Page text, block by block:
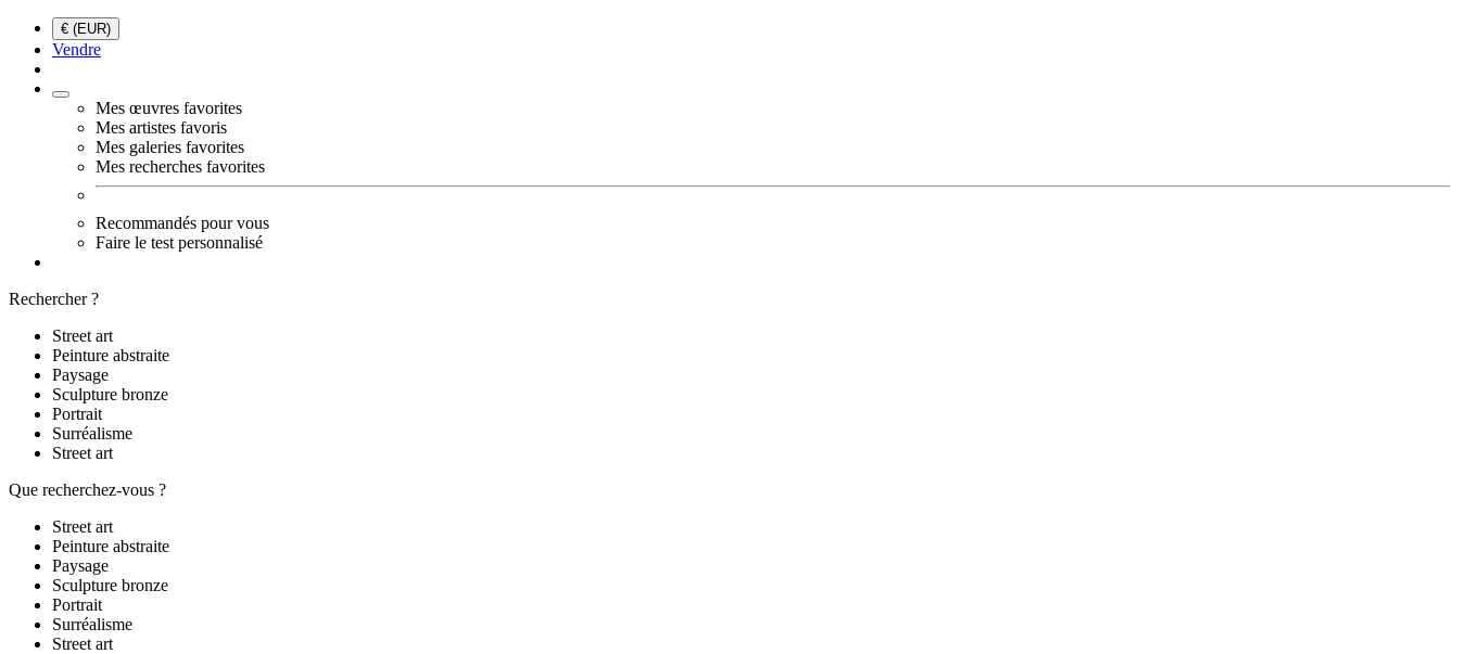
€ (EUR)
Vendre
Mes œuvres favorites
Mes artistes favoris
Mes galeries favorites
Mes recherches favorites
Recommandés pour vous
Faire le test personnalisé
Rechercher ?
Street art
Peinture abstraite
Paysage
Sculpture bronze
Portrait
Surréalisme
Street art
Que recherchez-vous ?
Street art
Peinture abstraite
Paysage
Sculpture bronze
Portrait
Surréalisme
Street art